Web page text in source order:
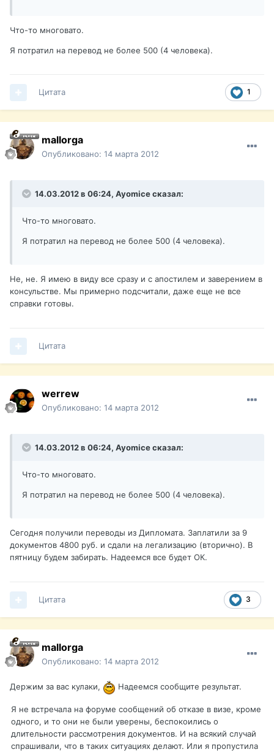
Что-то многовато.
Я потратил на перевод не более 500 (4 человека).
1
Цитата
mallorga
Опубликовано: 14 марта 2012
14.03.2012 в 06:24, Ayomice сказал:
Что-то многовато.
Я потратил на перевод не более 500 (4 человека).
Не, не. Я имею в виду все сразу и с апостилем и заверением в
консульстве. Мы примерно подсчитали, даже еще не все
справки готовы.
Цитата
werrew
Опубликовано: 14 марта 2012
14.03.2012 в 06:24, Ayomice сказал:
Что-то многовато.
Я потратил на перевод не более 500 (4 человека).
Сегодня получили переводы из Дипломата. Заплатили за 9
документов 4800 руб. и сдали на легализацию (вторично). В
пятницу будем забирать. Надеемся все будет ОК.
3
Цитата
mallorga
Опубликовано: 14 марта 2012
Держим за вас кулаки, Надеемся сообщите результат.
Я не встречала на форуме сообщений об отказе в визе, кроме
одного, и то они не были уверены, беспокоились о
длительности рассмотрения документов. И на всякий случай
спрашивали, что в таких ситуациях делают. Или я пропустила